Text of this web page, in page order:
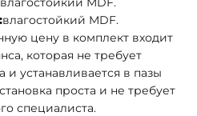
влагостойкий MDF.
цену в комплект входит
которая не требует
и устанавливается в пазы
проста и не требует
специалиста.